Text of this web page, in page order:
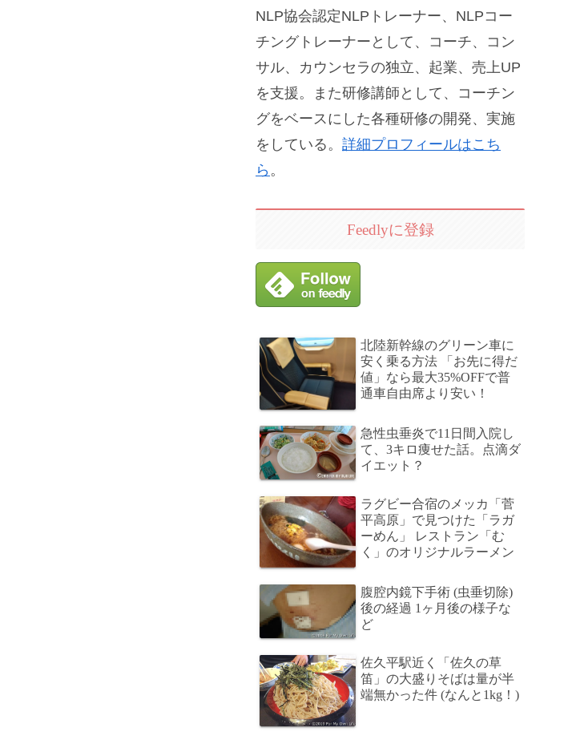
NLP協会認定NLPトレーナー、NLPコー
チングトレーナーとして、コーチ、コン
サル、カウンセラの独立、起業、売上UP
を支援。また研修講師として、コーチン
グをベースにした各種研修の開発、実施
をしている。 詳細プロフィールはこち
ら 。
Feedlyに登録
北陸新幹線のグリーン車に
安く乗る方法 「お先に得だ
値」なら最大35%OFFで普
通車自由席より安い！
急性虫垂炎で11日間入院し
て、3キロ痩せた話。点滴ダ
イエット？
ラグビー合宿のメッカ「菅
平高原」で見つけた「ラガ
ーめん」 レストラン「む
く」のオリジナルラーメン
腹腔内鏡下手術 (虫垂切除)
後の経過 1ヶ月後の様子な
ど
佐久平駅近く「佐久の草
笛」の大盛りそばは量が半
端無かった件 (なんと1kg！)